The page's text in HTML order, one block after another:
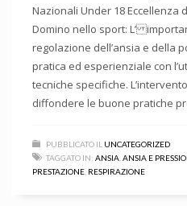
Nazionali Under 18 Eccellenza
Domino nello sport: L’
regolazione dell’ansia e della
pratica ed esperienziale con
tecniche specifiche.
diffondere le buone pratiche
PUBBLICATO IL UNCATEGORIZED
TAGGATO IN: ANSIA ANSIA E
PRESTAZIONE RESPIRAZIONE